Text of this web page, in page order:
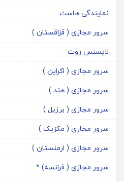
نمایندگی هاست
سرور مجازی ( قزاقستان )
لایسنس روت
سرور مجازی ( اکراین )
سرور مجازی ( هند )
سرور مجازی ( برزیل )
سرور مجازی ( مکزیک )
سرور مجازی ( ارمنستان )
سرور مجازی ( فرانسه) *